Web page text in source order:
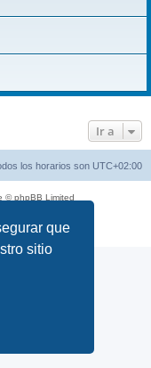
que
sitio
Ir a
los horarios son UTC+02:00
© phpBB Limited